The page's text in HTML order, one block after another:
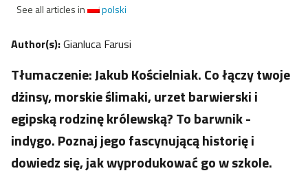
See all articles in
polski
Author(s):Gianluca Farusi
Tłumaczenie: Jakub Kościelniak. Co łączy twoje
dżinsy, morskie ślimaki, urzet barwierski i
egipską rodzinę królewską? To barwnik -
indygo. Poznaj jego fascynującą historię i
dowiedz się, jak wyprodukować go w szkole.